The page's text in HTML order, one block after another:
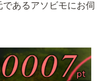
あるアソビモにお伺